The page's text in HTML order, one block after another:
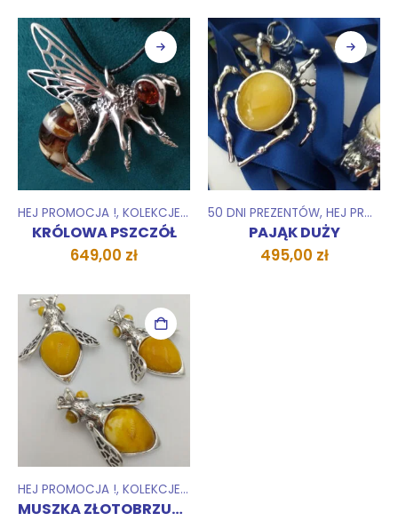
194,00 zł.178,00 zł.
HEJ PROMOCJA !, KOLEKCJE,WISIORKI ZAWIESZKI,ZESTAWY
KRÓLOWA PSZCZÓŁ
649,00 zł
50 DNI PREZENTÓW, HEJ PROMOCJA !
PAJĄK DUŻY
495,00 zł
HEJ PROMOCJA !, KOLEKCJE,WISIORKI ZAWIESZKI
MUSZKA ZŁOTOBRZUSZKA zawieszka